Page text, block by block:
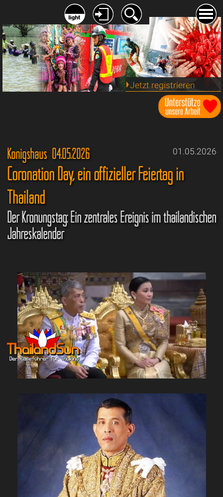
Jetzt registrieren
01.05.2026
Königshaus 04.05.2026
Coronation Day, ein offizieller Feiertag in
Thailand
Der Krönungstag: Ein zentrales Ereignis im thailändischen
Jahreskalender